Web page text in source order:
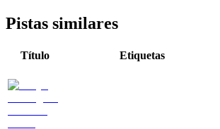
Pistas similares
Título Etiquetas